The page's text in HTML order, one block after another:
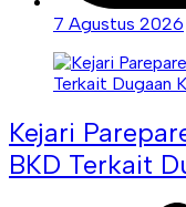
7 Agustus 2026
Kejari
BKD Terkait